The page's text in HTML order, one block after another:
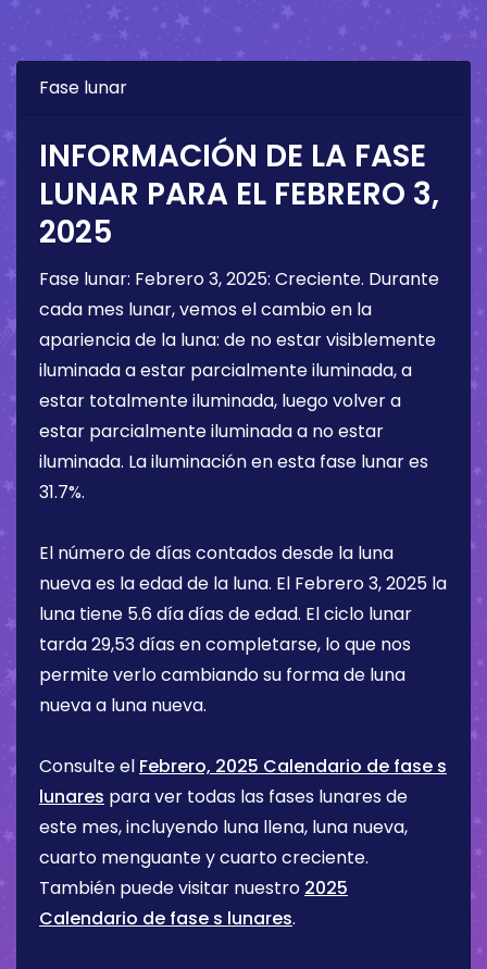
Fase lunar
INFORMACIÓN DE LA FASE
LUNAR PARA EL FEBRERO 3,
2025
Fase lunar: Febrero 3, 2025: Creciente. Durante
cada mes lunar, vemos el cambio en la
apariencia de la luna: de no estar visiblemente
iluminada a estar parcialmente iluminada, a
estar totalmente iluminada, luego volver a
estar parcialmente iluminada a no estar
iluminada. La iluminación en esta fase lunar es
31.7%.
El número de días contados desde la luna
nueva es la edad de la luna. El Febrero 3, 2025 la
luna tiene 5.6 díadías de edad. El ciclo lunar
tarda 29,53 días en completarse, lo que nos
permite verlo cambiando su forma de luna
nueva a luna nueva.
Consulte el Febrero, 2025 Calendario de fase s
lunares para ver todas las fases lunares de
este mes, incluyendo luna llena, luna nueva,
cuarto menguante y cuarto creciente.
También puede visitar nuestro 2025
Calendario de fase s lunares.